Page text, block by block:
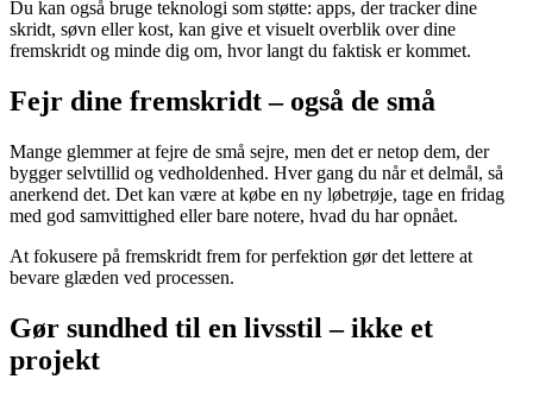
Du kan også bruge teknologi som støtte: apps, der tracker dine
skridt, søvn eller kost, kan give et visuelt overblik over dine
fremskridt og minde dig om, hvor langt du faktisk er kommet.
Fejr dine fremskridt – også de små
Mange glemmer at fejre de små sejre, men det er netop dem, der
bygger selvtillid og vedholdenhed. Hver gang du når et delmål, så
anerkend det. Det kan være at købe en ny løbetrøje, tage en fridag
med god samvittighed eller bare notere, hvad du har opnået.
At fokusere på fremskridt frem for perfektion gør det lettere at
bevare glæden ved processen.
Gør sundhed til en livsstil – ikke et
projekt